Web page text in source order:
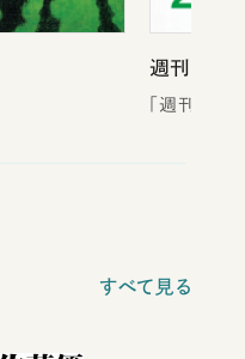
週刊新潮
「週刊新潮
すべて見る